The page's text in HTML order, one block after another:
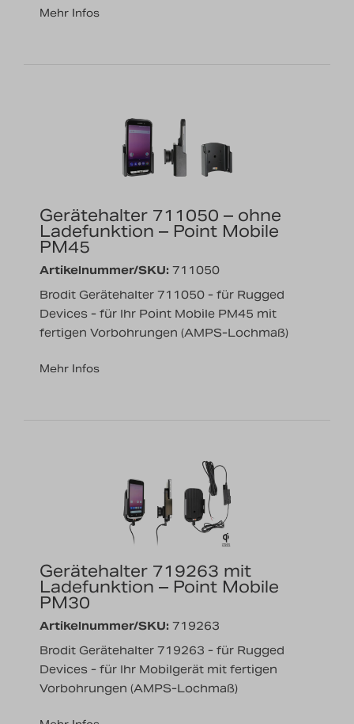
Mehr Infos
Gerätehalter 711050 – ohne
Ladefunktion – Point Mobile
PM45
Artikelnummer/SKU: 711050
Brodit Gerätehalter 711050 - für Rugged
Devices - für Ihr Point Mobile PM45 mit
fertigen Vorbohrungen (AMPS-Lochmaß)
Mehr Infos
Gerätehalter 719263 mit
Ladefunktion – Point Mobile
PM30
Artikelnummer/SKU: 719263
Brodit Gerätehalter 719263 - für Rugged
Devices - für Ihr Mobilgerät mit fertigen
Vorbohrungen (AMPS-Lochmaß)